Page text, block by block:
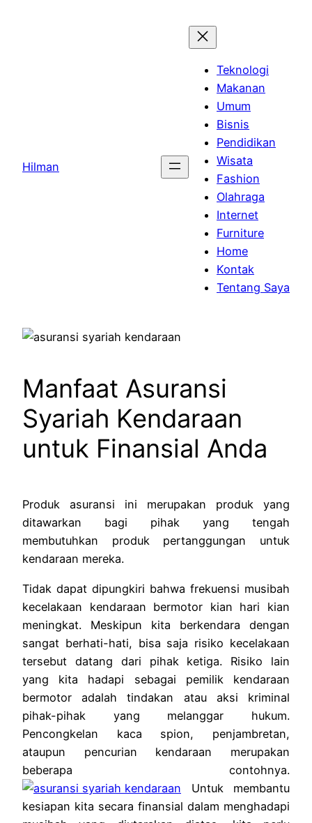
Hilman
Teknologi
Makanan
Umum
Bisnis
Pendidikan
Wisata
Fashion
Olahraga
Internet
Furniture
Home
Kontak
Tentang Saya
Manfaat Asuransi
Syariah Kendaraan
untuk Finansial Anda
Produk asuransi ini merupakan produk yang
ditawarkan bagi pihak yang tengah
membutuhkan produk pertanggungan untuk
kendaraan mereka.
Tidak dapat dipungkiri bahwa frekuensi musibah
kecelakaan kendaraan bermotor kian hari kian
meningkat. Meskipun kita berkendara dengan
sangat berhati-hati, bisa saja risiko kecelakaan
tersebut datang dari pihak ketiga. Risiko lain
yang kita hadapi sebagai pemilik kendaraan
bermotor adalah tindakan atau aksi kriminal
pihak-pihak yang melanggar hukum.
Pencongkelan kaca spion, penjambretan,
ataupun pencurian kendaraan merupakan
beberapa contohnya.
Untuk membantu
kesiapan kita secara finansial dalam menghadapi